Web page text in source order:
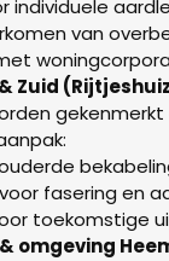
individuele
van
Zuid
fasering en
toekomstige
omgeving